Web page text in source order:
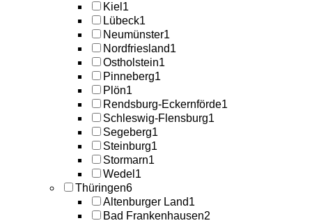
Kiel 1
Lübeck1
Neumünster1
Nordfriesland1
Ostholstein1
Pinneberg1
Plön1
Rendsburg-Eckernförde1
Schleswig-Flensburg1
Segeberg1
Steinburg1
Stormarn1
Wedel 1
Thüringen6
Altenburger Land1
Bad Frankenhausen2